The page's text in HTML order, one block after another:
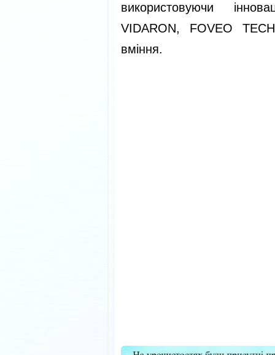
використовуючи
VIDARON, FOVEO
вміння.